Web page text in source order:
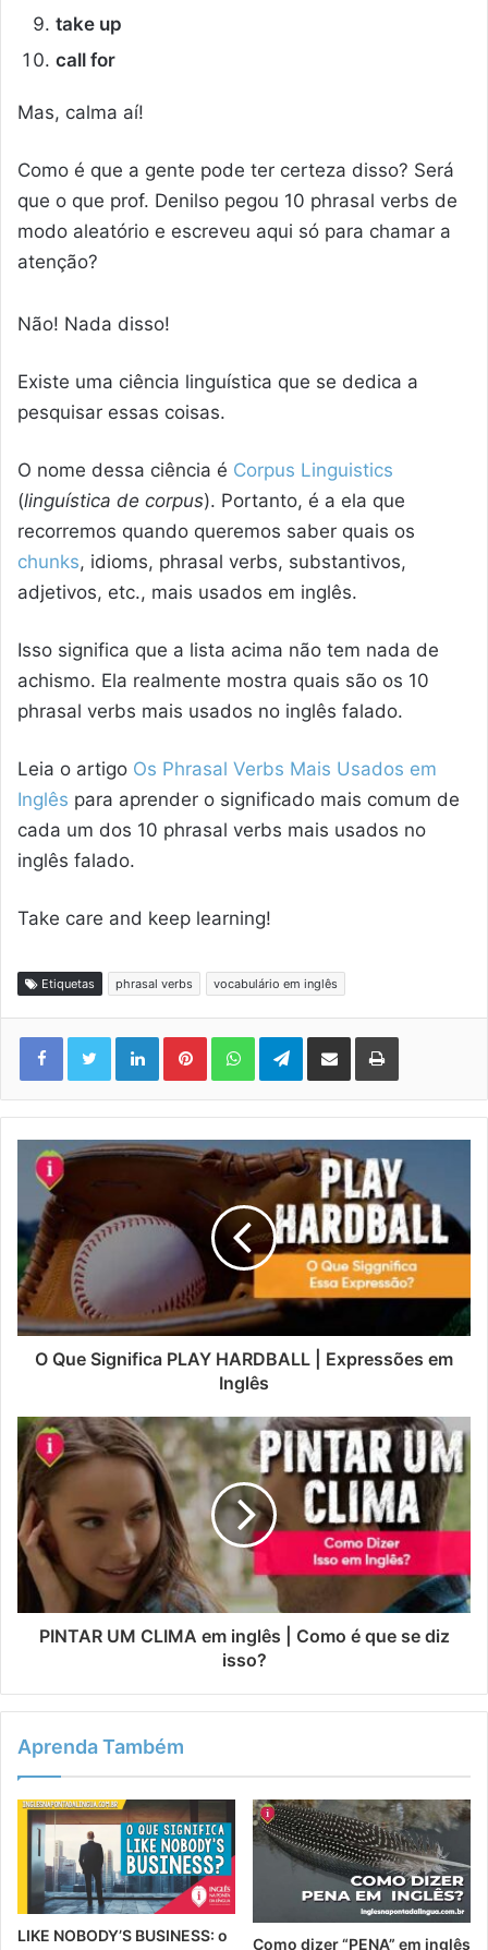
take up
call for
Mas, calma aí!
Como é que a gente pode ter certeza disso? Será
que o que prof. Denilso pegou 10 phrasal verbs de
modo aleatório e escreveu aqui só para chamar a
atenção?
Não! Nada disso!
Existe uma ciência linguística que se dedica a
pesquisar essas coisas.
O nome dessa ciência é Corpus Linguistics
(linguística de corpus). Portanto, é a ela que
recorremos quando queremos saber quais os
chunks, idioms, phrasal verbs, substantivos,
adjetivos, etc., mais usados em inglês.
Isso significa que a lista acima não tem nada de
achismo. Ela realmente mostra quais são os 10
phrasal verbs mais usados no inglês falado.
Leia o artigo Os Phrasal Verbs Mais Usados em
Inglês para aprender o significado mais comum de
cada um dos 10 phrasal verbs mais usados no
inglês falado.
Take care and keep learning!
Etiquetas phrasal verbs vocabulário em inglês
LinkedinPinterestWhatsAppTelegram
Compartilhar via e-mail Imprimir
O Que Significa PLAY HARDBALL | Expressões em
Inglês
PINTAR UM CLIMA em inglês | Como é que se diz
isso?
Aprenda Também
LIKE NOBODY’S BUSINESS: o
Como dizer “PENA” em inglês